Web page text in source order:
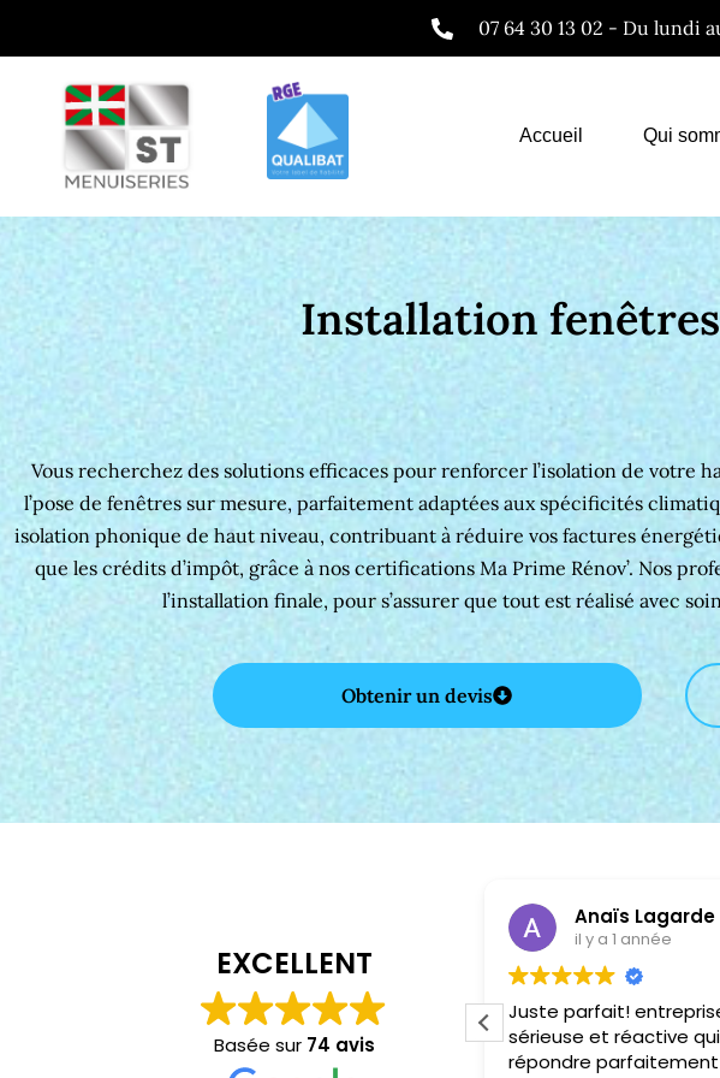
contenu
07 64 30 13 02 - Du lundi
Accueil Qui
Installation
Vous recherchez des solutions efficaces pour renforcer l’isolation de votre
l’pose de fenêtres sur mesure, parfaitement adaptées aux spécificités
isolation phonique de haut niveau, contribuant à réduire vos factures
que les crédits d’impôt, grâce à nos certifications Ma Prime Rénov’. Nos
l’installation finale, pour s’assurer que tout est réalisé avec
Obtenir un devis
EXCELLENT
Basée sur 74 avis
Merci encore à Azzedine pour
son professionnalisme Sa
rapidité et sa propreté!!
Anaïs Lagarde
il y a 1 année
Juste parfait!
sérieuse et réactive
répondre